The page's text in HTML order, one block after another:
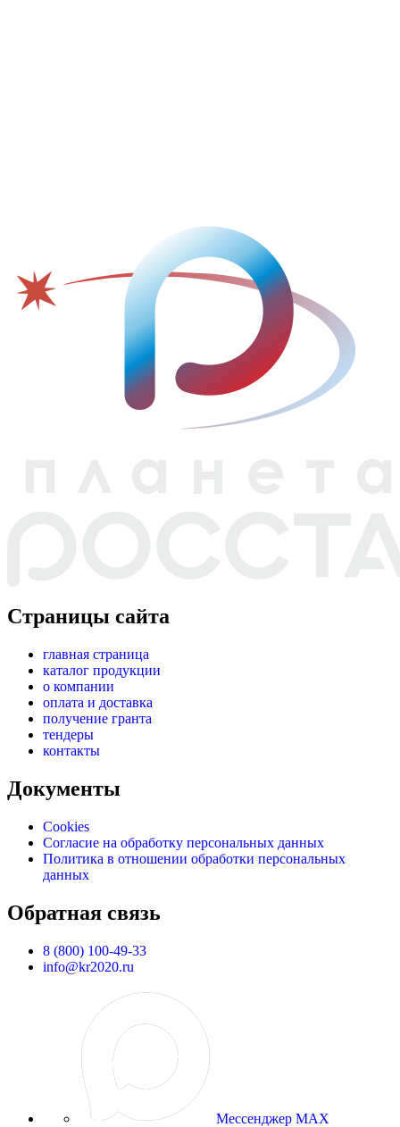
Страницы сайта
главная страница
каталог продукции
о компании
оплата и доставка
получение гранта
тендеры
контакты
Документы
Cookies
Согласие на обработку персональных данных
Политика в отношении обработки персональных
данных
Обратная связь
8 (800) 100-49-33
info@kr2020.ru
Мессенджер MAX